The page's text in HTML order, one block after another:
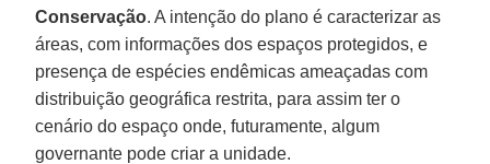
Conservação. A intenção do plano é caracterizar as
áreas, com informações dos espaços protegidos, e
presença de espécies endêmicas ameaçadas com
distribuição geográfica restrita, para assim ter o
cenário do espaço onde, futuramente, algum
governante pode criar a unidade.